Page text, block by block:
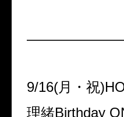
9/16(月・祝
理緒Birthday